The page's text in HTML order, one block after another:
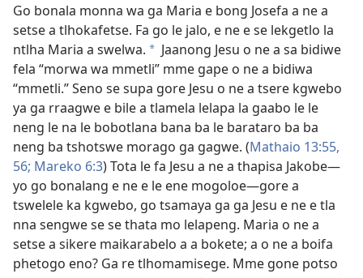
Go bonala monna wa ga Maria e bong Josefa a ne a
setse a tlhokafetse. Fa go le jalo, e ne e se lekgetlo la
ntlha Maria a swelwa. * Jaanong Jesu o ne a sa bidiwe
fela “morwa wa mmetli” mme gape o ne a bidiwa
“mmetli.” Seno se supa gore Jesu o ne a tsere kgwebo
ya ga rraagwe e bile a tlamela lelapa la gaabo le le
neng le na le bobotlana bana ba le barataro ba ba
neng ba tshotswe morago ga gagwe. (Mathaio 13:55,
56; Mareko 6:3) Tota le fa Jesu a ne a thapisa Jakobe—
yo go bonalang e ne e le ene mogoloe—gore a
tswelele ka kgwebo, go tsamaya ga ga Jesu e ne e tla
nna sengwe se se thata mo lelapeng. Maria o ne a
setse a sikere maikarabelo a a bokete; a o ne a boifa
phetogo eno? Ga re tlhomamisege. Mme gone potso